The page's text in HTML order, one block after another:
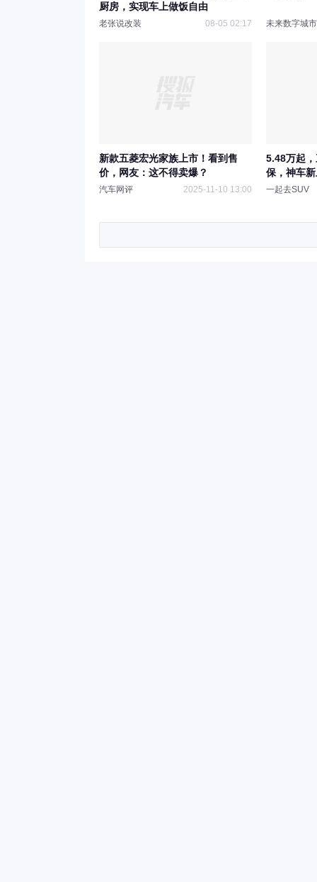
厨房，实现车上做饭自由
老张说改装 08-05 02:17 未来数字城
新款五菱宏光家族上市！看到售
价，网友：这不得卖爆？
汽车网评 2025-11-10 13:00
5.48万起
保，神车
一起去SUV